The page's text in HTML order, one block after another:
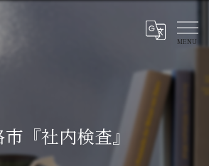
市『社内検査』